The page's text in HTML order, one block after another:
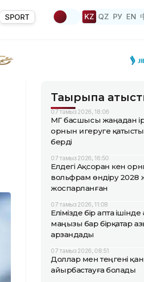
SPORT KZ QZ РУ EN
Тақырыпқа
07 тамыз 2026, 18:06
ҚМГ басшысы жаңадан
орнын игеруге қатысты
берді
07 тамыз 2026, 16:50
Елдегі Ақсоран кен
вольфрам өндіру 2028
жоспарланған
07 тамыз 2026, 11:08
Елімізде бір апта ішінде
маңызы бар бірқатар
арзандады
07 тамыз 2026, 08:51
Доллар мен теңгені
айырбастауға болады